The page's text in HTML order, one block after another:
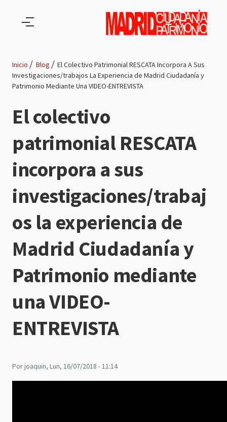
Ruta
de
navegación
Inicio Blog
El Colectivo Patrimonial RESCATA Incorpora A Sus
Investigaciones/trabajos La Experiencia de Madrid Ciudadanía y
Patrimonio Mediante Una VIDEO-ENTREVISTA
El colectivo
patrimonial RESCATA
incorpora a sus
investigaciones/trabaj
os la experiencia de
Madrid Ciudadanía y
Patrimonio mediante
una VIDEO-
ENTREVISTA
Porjoaquin, Lun, 16/07/2018 - 11:14